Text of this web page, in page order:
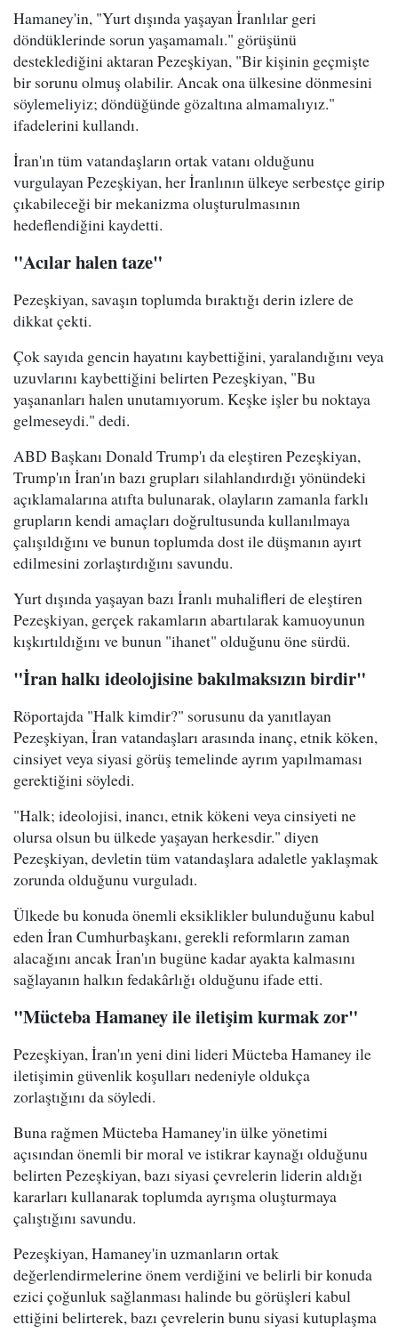
Hamaney'in, "Yurt dışında yaşayan İranlılar geri
döndüklerinde sorun yaşamamalı." görüşünü
desteklediğini aktaran Pezeşkiyan, "Bir kişinin geçmişte
bir sorunu olmuş olabilir. Ancak ona ülkesine dönmesini
söylemeliyiz; döndüğünde gözaltına almamalıyız."
ifadelerini kullandı.
İran'ın tüm vatandaşların ortak vatanı olduğunu
vurgulayan Pezeşkiyan, her İranlının ülkeye serbestçe girip
çıkabileceği bir mekanizma oluşturulmasının
hedeflendiğini kaydetti.
"Acılar halen taze"
Pezeşkiyan, savaşın toplumda bıraktığı derin izlere de
dikkat çekti.
Çok sayıda gencin hayatını kaybettiğini, yaralandığını veya
uzuvlarını kaybettiğini belirten Pezeşkiyan, "Bu
yaşananları halen unutamıyorum. Keşke işler bu noktaya
gelmeseydi." dedi.
ABD Başkanı Donald Trump'ı da eleştiren Pezeşkiyan,
Trump'ın İran'ın bazı grupları silahlandırdığı yönündeki
açıklamalarına atıfta bulunarak, olayların zamanla farklı
grupların kendi amaçları doğrultusunda kullanılmaya
çalışıldığını ve bunun toplumda dost ile düşmanın ayırt
edilmesini zorlaştırdığını savundu.
Yurt dışında yaşayan bazı İranlı muhalifleri de eleştiren
Pezeşkiyan, gerçek rakamların abartılarak kamuoyunun
kışkırtıldığını ve bunun "ihanet" olduğunu öne sürdü.
"İran halkı ideolojisine bakılmaksızın birdir"
Röportajda "Halk kimdir?" sorusunu da yanıtlayan
Pezeşkiyan, İran vatandaşları arasında inanç, etnik köken,
cinsiyet veya siyasi görüş temelinde ayrım yapılmaması
gerektiğini söyledi.
"Halk; ideolojisi, inancı, etnik kökeni veya cinsiyeti ne
olursa olsun bu ülkede yaşayan herkesdir." diyen
Pezeşkiyan, devletin tüm vatandaşlara adaletle yaklaşmak
zorunda olduğunu vurguladı.
Ülkede bu konuda önemli eksiklikler bulunduğunu kabul
eden İran Cumhurbaşkanı, gerekli reformların zaman
alacağını ancak İran'ın bugüne kadar ayakta kalmasını
sağlayanın halkın fedakârlığı olduğunu ifade etti.
"Mücteba Hamaney ile iletişim kurmak zor"
Pezeşkiyan, İran'ın yeni dini lideri Mücteba Hamaney ile
iletişimin güvenlik koşulları nedeniyle oldukça
zorlaştığını da söyledi.
Buna rağmen Mücteba Hamaney'in ülke yönetimi
açısından önemli bir moral ve istikrar kaynağı olduğunu
belirten Pezeşkiyan, bazı siyasi çevrelerin liderin aldığı
kararları kullanarak toplumda ayrışma oluşturmaya
çalıştığını savundu.
Pezeşkiyan, Hamaney'in uzmanların ortak
değerlendirmelerine önem verdiğini ve belirli bir konuda
ezici çoğunluk sağlanması halinde bu görüşleri kabul
ettiğini belirterek, bazı çevrelerin bunu siyasi kutuplaşma